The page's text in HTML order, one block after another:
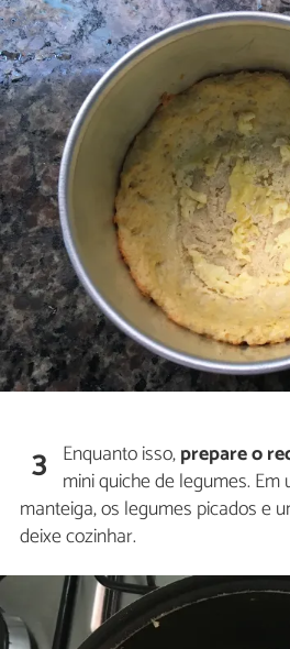
3 Enquanto isso,prepare o
mini quiche de legumes.
manteiga, os legumes picados e
deixe cozinhar.